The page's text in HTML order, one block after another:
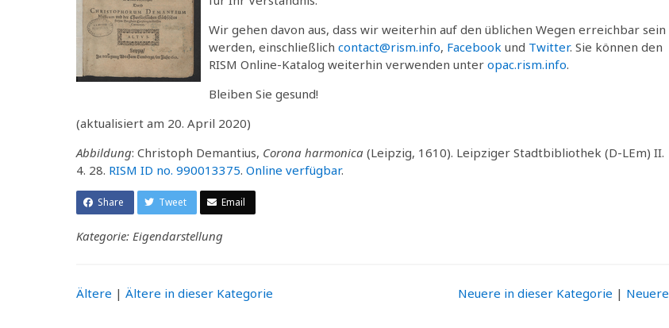
Wir gehen davon aus, dass wir weiterhin auf den üblichen Wegen erreichbar sein
werden, einschließlich contact@rism.info, Facebook und Twitter. Sie können den
RISM Online-Katalog weiterhin verwenden unter opac.rism.info.
Bleiben Sie gesund!
(aktualisiert am 20. April 2020)
Abbildung: Christoph Demantius, Corona harmonica (Leipzig, 1610). Leipziger Stadtbibliothek (D-LEm) II.
4. 28. RISM ID no. 990013375. Online verfügbar.
Share Tweet Email
Kategorie: Eigendarstellung
Ältere | Ältere in dieser Kategorie Neuere in dieser Kategorie | Neuere